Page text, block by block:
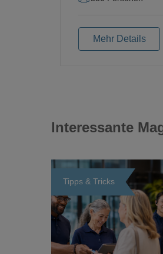
Mehr Details
Interessante
Tipps & Tricks